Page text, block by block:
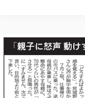
教職員募集
役員・評議員一覧
キャンパス案内
研究活動における
大学広報誌「TFU
初年次教育（リエ
リエゾンゼミ・ナ
お役立ち情報（リ
大学評価
IR情報
学校教育法施行規
教職課程における
医療経営管理学科
仏教専修科
大学院
東北福祉大学のキ
進路・就職支援
東北福祉大学のキ
採用ご担当者様
採用ご担当者様へ
センター長の挨拶
求人の受付について
在学生の方
在学生の方
卒業生の方
大学指定団体紹
海外留学・研修
外国人在学生
東北福祉大学の
東北福祉大学の研
東北福祉大学の研究
東北福祉大学の
生涯学習・社会
関連